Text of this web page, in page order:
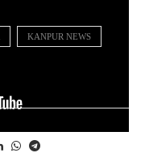
KANPUR NEWS